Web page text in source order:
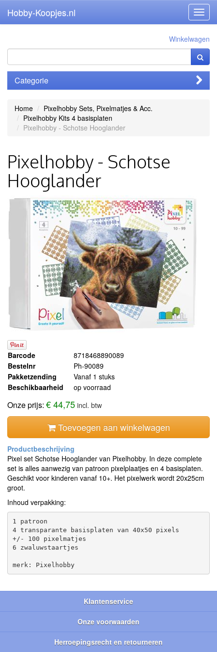
Hobby-Koopjes.nl
Winkelwagen
Categorie
Home
Pixelhobby Sets, Pixelmatjes & Acc.
Pixelhobby Kits 4 basisplaten
Pixelhobby - Schotse Hooglander
Pixelhobby - Schotse
Hooglander
Barcode
8718468890089
Bestelnr
Ph-90089
Pakketzending
Vanaf 1 stuks
Beschikbaarheid
op voorraad
Onze prijs: € 44,75incl. btw
Toevoegen aan winkelwagen
Pixel set Schotse Hooglander van Pixelhobby. In deze complete
set is alles aanwezig van patroon pixelplaatjes en 4 basisplaten.
Geschikt voor kinderen vanaf 10+. Het pixelwerk wordt 20x25cm
groot.
Inhoud verpakking:
1 patroon
4 transparante basisplaten van 40x50 pixels
+/- 100 pixelmatjes
6 zwaluwstaartjes
merk: Pixelhobby
Klantenservice
Onze voorwaarden
Herroepingsrecht en retourneren